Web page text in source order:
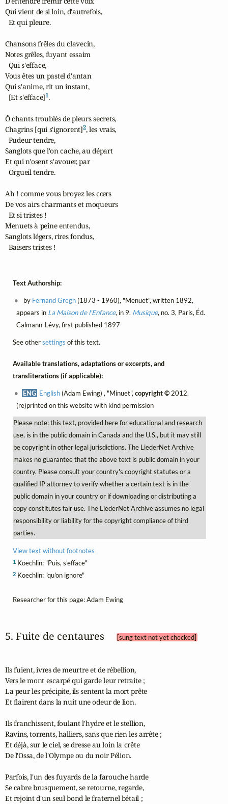
Qui vient de si loin, d'autrefois,
  Et qui pleure.
Chansons frêles du clavecin,
Notes grêles, fuyant essaim
  Qui s'efface,
Vous êtes un pastel d'antan
Qui s'anime, rit un instant,
  [Et s'efface]
1.
Ô chants troublés de pleurs secrets,
Chagrins [qui s'ignorent]2, les vrais,
  Pudeur tendre,
Sanglots que l'on cache, au départ
Et qui n'osent s'avouer, par
  Orgueil tendre.
Ah ! comme vous broyez les cœrs
De vos airs charmants et moqueurs
  Et si tristes !
Menuets à peine entendus,
Sanglots légers, rires fondus,
  Baisers tristes !
Text Authorship:
by Fernand Gregh(1873 - 1960), "Menuet", written 1892,
appears in La Maison de l'Enfance, in 9. Musique, no. 3, Paris, Éd.
Calmann-Lévy, first published 1897
See othersettings of this text.
Available translations, adaptations or excerpts, and
transliterations (if applicable):
ENG English(Adam Ewing) , "Minuet",copyright ©2012,
(re)printed on this website with kind permission
Please note: this text, provided here for educational and research
use, is in the public domain in Canada and the U.S., but it may still
be copyright in other legal jurisdictions. The LiederNet Archive
makes no guarantee that the above text is public domain in your
country. Please consult your country's copyright statutes or a
qualified IP attorney to verify whether a certain text is in the
public domain in your country or if downloading or distributing a
copy constitutes fair use. The LiederNet Archive assumes no legal
responsibility or liability for the copyright compliance of third
parties.
View text without footnotes
1Koechlin: "Puis, s'efface"
2Koechlin: "qu'on ignore"
Researcher for this page: Adam Ewing
5. Fuite de centaures [sung text not yet checked]
Ils fuient, ivres de meurtre et de rébellion,
Vers le mont escarpé qui garde leur retraite ;
La peur les précipite, ils sentent la mort prête
Et flairent dans la nuit une odeur de lion.
Ils franchissent, foulant l'hydre et le stellion,
Ravins, torrents, halliers, sans que rien les arrête ;
Et déjà, sur le ciel, se dresse au loin la crête
De l'Ossa, de l'Olympe ou du noir Pélion.
Parfois, l'un des fuyards de la farouche harde
Se cabre brusquement, se retourne, regarde,
Et rejoint d'un seul bond le fraternel bétail ;